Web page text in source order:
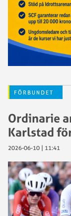
FÖRBUNDET
Ordinarie
Karlstad
2026-06-10 | 11:41